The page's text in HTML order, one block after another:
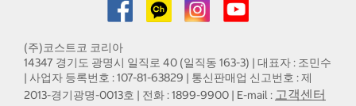
(주)코스트코 코리아
14347 경기도 광명시 일직로 40 (일직동 163-3) | 대표자 : 조민수
| 사업자 등록번호 : 107-81-63829 | 통신판매업 신고번호 : 제
2013-경기광명-0013호 | 전화 : 1899-9900 | E-mail : 고객센터